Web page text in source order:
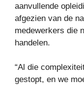
aanvullende
afgezien van de
medewerkers die
handelen.
“Al die
gestopt, en we